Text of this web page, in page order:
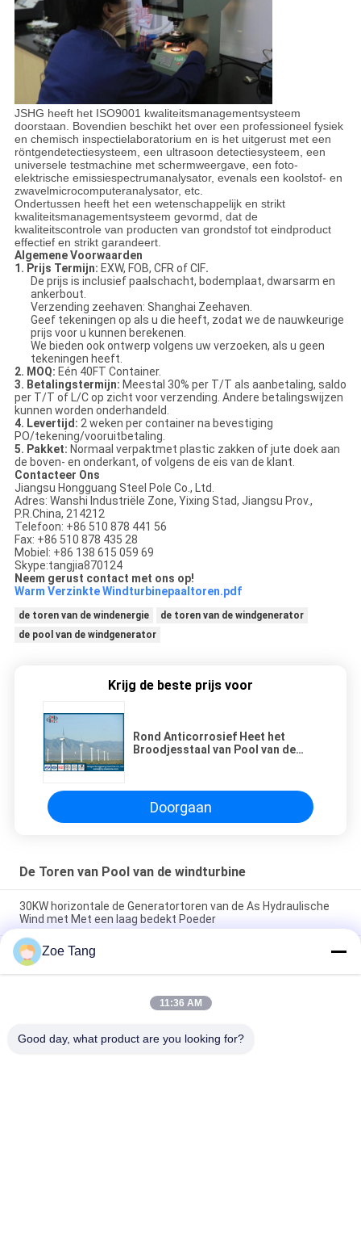
JSHG heeft het ISO9001 kwaliteitsmanagementsysteem
doorstaan. Bovendien beschikt het over een professioneel fysiek
en chemisch inspectielaboratorium en is het uitgerust met een
röntgendetectiesysteem, een ultrasoon detectiesysteem, een
universele testmachine met schermweergave, een foto-
elektrische emissiespectrumanalysator, evenals een koolstof- en
zwavelmicrocomputeranalysator, etc.
Ondertussen heeft het een wetenschappelijk en strikt
kwaliteitsmanagementsysteem gevormd, dat de
kwaliteitscontrole van producten van grondstof tot eindproduct
effectief en strikt garandeert.
Algemene Voorwaarden
1. Prijs Termijn: EXW, FOB, CFR of CIF.
De prijs is inclusief paalschacht, bodemplaat, dwarsarm en
ankerbout.
Verzending zeehaven: Shanghai Zeehaven.
Geef tekeningen op als u die heeft, zodat we de nauwkeurige
prijs voor u kunnen berekenen.
We bieden ook ontwerp volgens uw verzoeken, als u geen
tekeningen heeft.
2. MOQ: Eén 40FT Container.
3. Betalingstermijn: Meestal 30% per T/T als aanbetaling, saldo
per T/T of L/C op zicht voor verzending. Andere betalingswijzen
kunnen worden onderhandeld.
4. Levertijd: 2 weken per container na bevestiging
PO/tekening/vooruitbetaling.
5. Pakket: Normaal verpaktmet plastic zakken of jute doek aan
de boven- en onderkant, of volgens de eis van de klant.
Contacteer Ons
Jiangsu Hongguang Steel Pole Co., Ltd.
Adres: Wanshi Industriële Zone, Yixing Stad, Jiangsu Prov.,
P.R.China, 214212
Telefoon: +86 510 878 441 56
Fax: +86 510 878 435 28
Mobiel: +86 138 615 059 69
Skype:tangjia870124
Neem gerust contact met ons op!
Warm Verzinkte Windturbinepaaltoren.pdf
de toren van de windenergie
de toren van de windgenerator
de pool van de windgenerator
Krijg de beste prijs voor
Rond Anticorrosief Heet het
Broodjesstaal van Pool van de
Doorgaan
De Toren van Pool van de windturbine
30KW horizontale de Generatortoren van de As Hydraulische
Wind met Met een laag bedekt Poeder
50KW het horizontale van de de Windenergie van de As Directe
Aandrijving Met een laag bedekte Poeder van de de
Torengenerator
Van de de Windturbine van de staal Hydraulische Kegel
Zoe Tang
11:36 AM
Good day, what product are you looking for?